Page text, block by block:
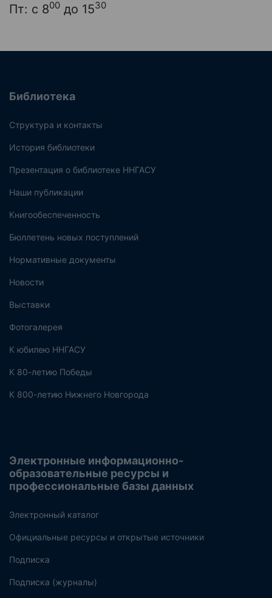
Пт: с 800 до 1530
Библиотека
Структура и контакты
История библиотеки
Презентация о библиотеке ННГАСУ
Наши публикации
Книгообеспеченность
Бюллетень новых поступлений
Нормативные документы
Новости
Выставки
Фотогалерея
К юбилею ННГАСУ
К 80-летию Победы
К 800-летию Нижнего Новгорода
Электронные информационно-
образовательные ресурсы и
профессиональные базы данных
Электронный каталог
Официальные ресурсы и открытые источники
Подписка
Подписка (журналы)